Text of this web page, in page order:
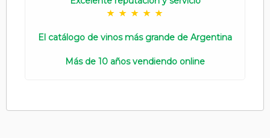
El catálogo de vinos más grande de Argentina
Más de 10 años vendiendo online